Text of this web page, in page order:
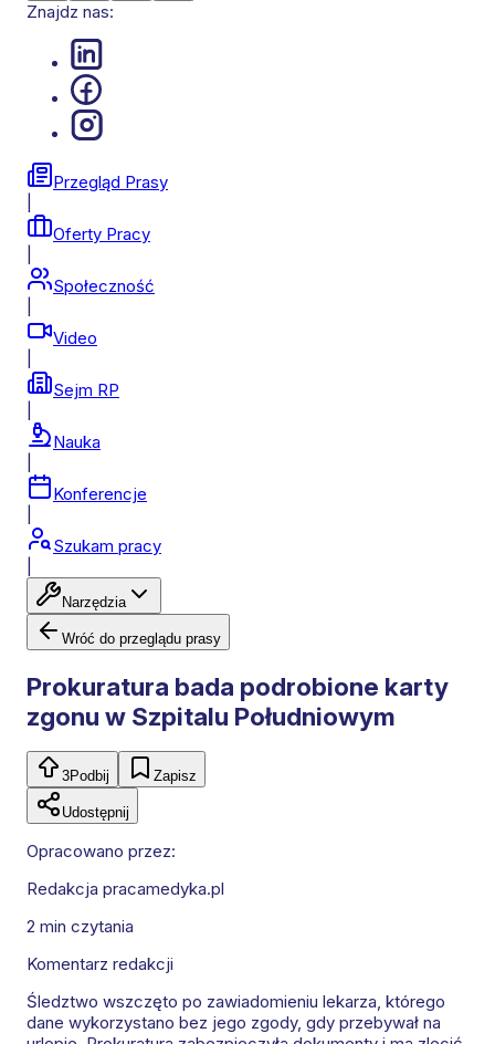
Znajdz nas:
Przegląd Prasy
Oferty Pracy
Społeczność
Video
Sejm RP
Nauka
Konferencje
Szukam pracy
Narzędzia
Wróć do przeglądu prasy
Prokuratura bada podrobione karty
zgonu w Szpitalu Południowym
3Podbij Zapisz
Udostępnij
Opracowano przez:
Redakcja pracamedyka.pl
2 min czytania
Komentarz redakcji
Śledztwo wszczęto po zawiadomieniu lekarza, którego
dane wykorzystano bez jego zgody, gdy przebywał na